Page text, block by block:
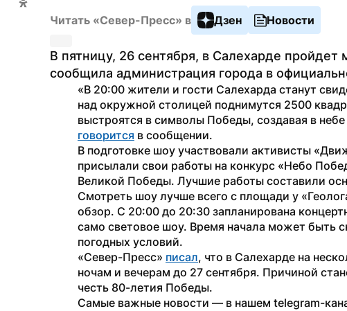
Читать «Север-Пресс» в Дзен Новости
В пятницу, 26 сентября, в Салехарде
сообщила администрация города в
«В 20:00 жители и гости Салехарда станут
над окружной столицей поднимутся 2500
говорится в сообщении.
В подготовке шоу участвовали активисты
присылали свои работы на конкурс «Небо
Великой Победы. Лучшие работы составили
Смотреть шоу лучше всего с площади у
обзор. С 20:00 до 20:30 запланирована
само световое шоу. Время начала может быть
погодных условий.
«Север-Пресс» писал, что в Салехарде на
ночам и вечерам до 27 сентября. Причиной
честь 80-летия Победы.
Самые важные новости — в нашем telegram-